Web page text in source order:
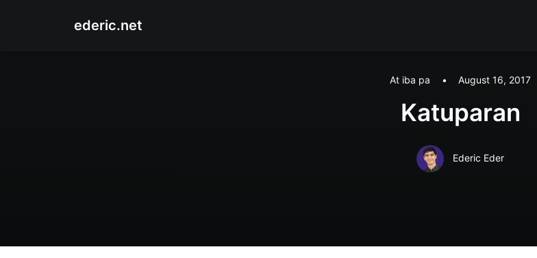
ederic.net
At iba pa • August 16, 2017
Katuparan
Ederic Eder